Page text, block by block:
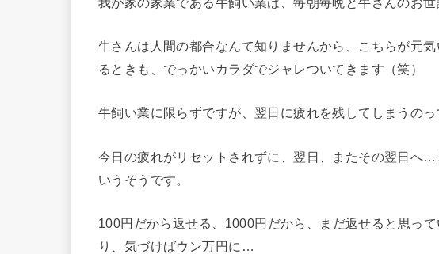
牛さんは人間の都合なんて知りませんから、こちらが元
るときも、でっかいカラダでジャレついてきます（笑）
牛飼い業に限らずですが、翌日に疲れを残してしまうのっ
今日の疲れがリセットされずに、翌日、またその翌日へ
いうそうです。
100円だから返せる、1000円だから、まだ返せると思っ
り、気づけばウン万円に…